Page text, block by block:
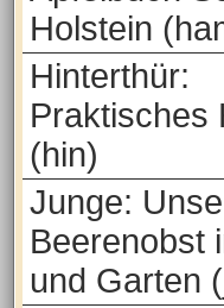
Holstein
Hinterthür:
Praktisches
(hin)
Junge:
Beerenobst
und Garten